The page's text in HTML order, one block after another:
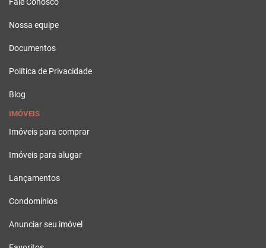
Nossa equipe
Documentos
Política de Privacidade
Blog
IMÓVEIS
Imóveis para comprar
Imóveis para alugar
Lançamentos
Condomínios
Anunciar seu imóvel